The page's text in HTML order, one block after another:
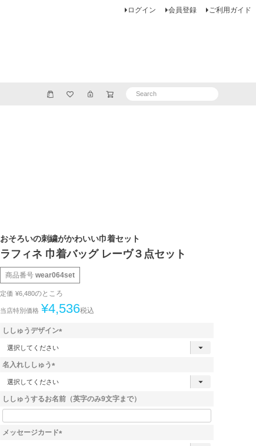
ログイン 会員登録 ご利用ガイド
おそろいの刺繍がかわいい巾着セット
ラフィネ 巾着バッグ レーヴ３点セット
商品番号 wear064set
定価 ¥6,480のところ
当店特別価格 ¥4,536税込
ししゅうデザイン
名入れししゅう
須
)
ししゅうするお名前（英字のみ9文字まで）
メッセージカード